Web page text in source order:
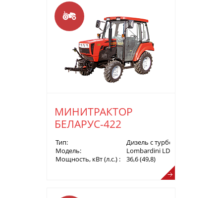
МИНИТРАКТОР
БЕЛАРУС-422
Тип:
Дизель с турбонаддувом
Модель:
Lombardini LDW 2204 (Tier 3A)
Мощность, кВт (л.с.) :
36,6 (49,8)